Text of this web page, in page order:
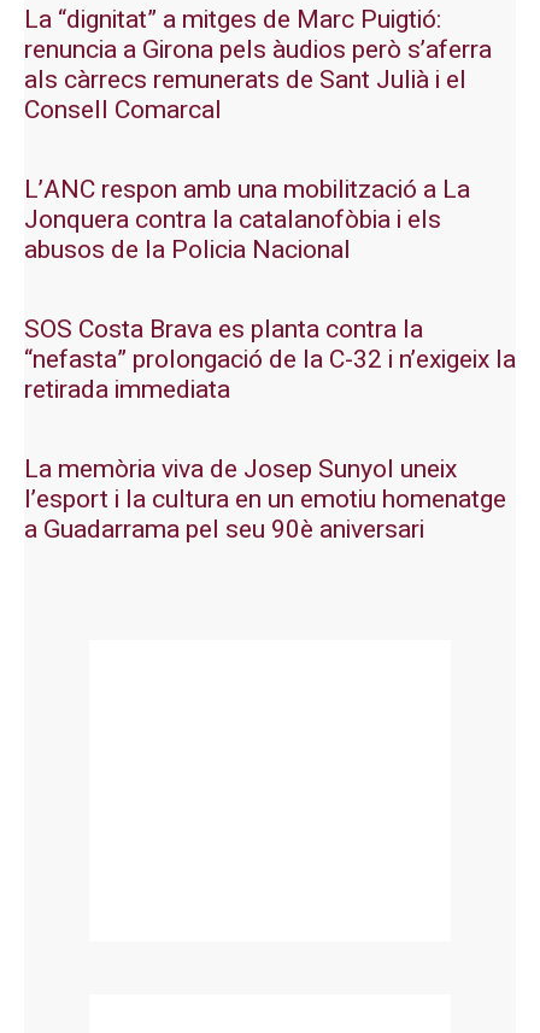
La “dignitat” a mitges de Marc Puigtió:
renuncia a Girona pels àudios però s’aferra
als càrrecs remunerats de Sant Julià i el
Consell Comarcal
L’ANC respon amb una mobilització a La
Jonquera contra la catalanofòbia i els
abusos de la Policia Nacional
SOS Costa Brava es planta contra la
“nefasta” prolongació de la C-32 i n’exigeix la
retirada immediata
La memòria viva de Josep Sunyol uneix
l’esport i la cultura en un emotiu homenatge
a Guadarrama pel seu 90è aniversari